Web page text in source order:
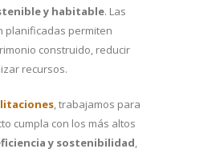
y habitable. Las
planificadas permiten
construido, reducir
recursos.
, trabajamos para
cumpla con los más altos
y sostenibilidad,